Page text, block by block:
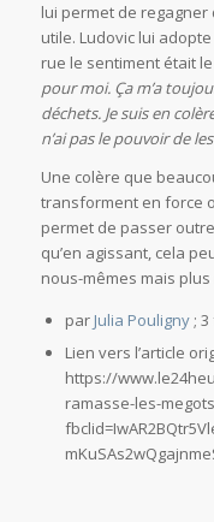
lui permet de
utile. Ludovic lui
rue le sentiment était
pour moi. Ça m’a
déchets. Je suis en
n’ai pas le pouvoir de
Une colère que
transforment en force
permet de passer
qu’en agissant, cela
nous-mêmes mais
par Julia Pouligny; 3
Lien vers l’article
https://
ramasse-les-